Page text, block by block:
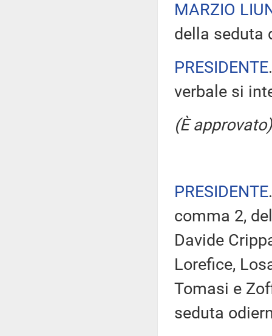
MARZIO
della seduta
PRESIDENTE
verbale si
(È approvato)
PRESIDENTE
comma 2,
Davide
Lorefice,
Tomasi e
seduta